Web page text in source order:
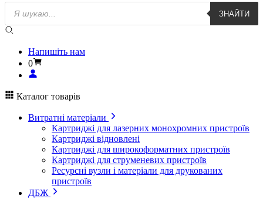
Пошук
товарів
ЗНАЙТИ
Напишіть нам
0
Каталог товарів
Витратні матеріали
Картриджі для лазерних монохромних пристроїв
Картриджі відновлені
Картриджі для широкоформатних пристроїв
Картриджі для струменевих пристроїв
Ресурсні вузли і матеріали для друкованих
пристроїв
ДБЖ